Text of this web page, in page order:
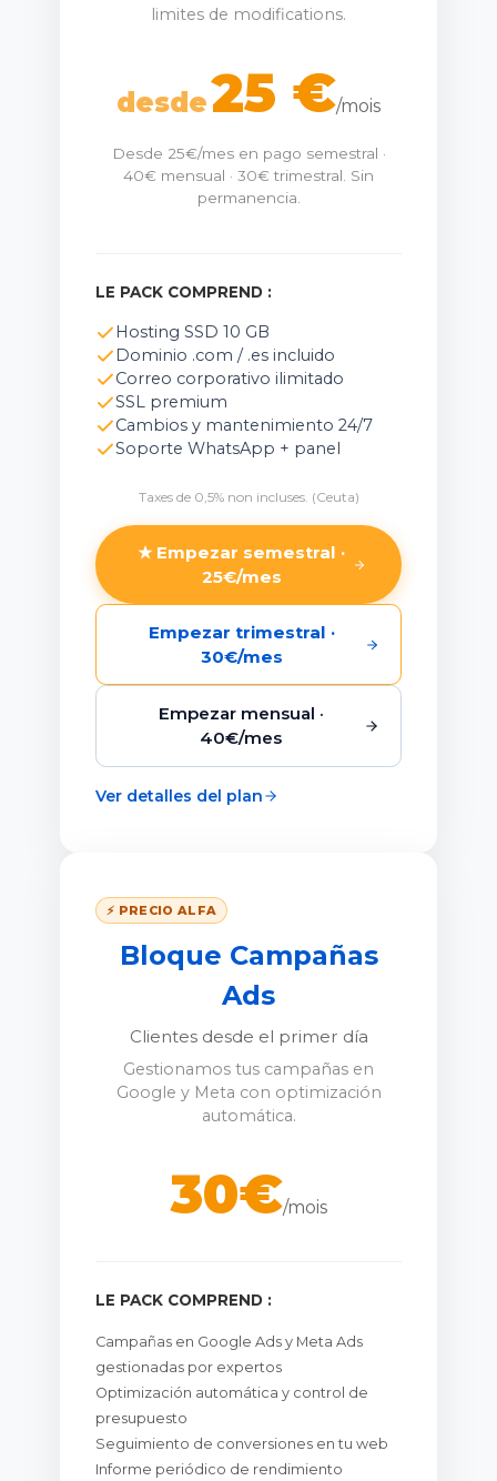
limites de modifications.
desde25 €/mois
Desde 25€/mes en pago semestral ·
40€ mensual · 30€ trimestral. Sin
permanencia.
LE PACK COMPREND :
Hosting SSD 10 GB
Dominio .com / .es incluido
Correo corporativo ilimitado
SSL premium
Cambios y mantenimiento 24/7
Soporte WhatsApp + panel
Taxes de 0,5% non incluses. (Ceuta)
★ Empezar semestral ·
25€/mes
Empezar trimestral ·
30€/mes
Empezar mensual ·
40€/mes
Ver detalles del plan
⚡ PRECIO ALFA
Bloque Campañas
Ads
Clientes desde el primer día
Gestionamos tus campañas en
Google y Meta con optimización
automática.
30€/mois
LE PACK COMPREND :
Campañas en Google Ads y Meta Ads
gestionadas por expertos
Optimización automática y control de
presupuesto
Seguimiento de conversiones en tu web
Informe periódico de rendimiento